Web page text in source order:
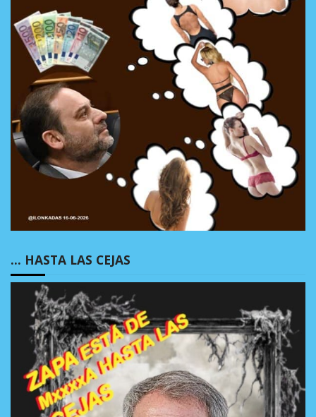
… HASTA LAS CEJAS